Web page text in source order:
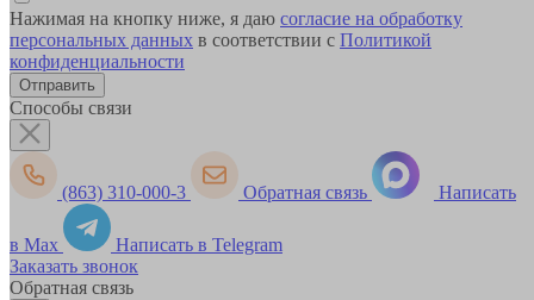
Нажимая на кнопку ниже, я даю согласие на обработку
персональных данных в соответствии с Политикой
конфиденциальности
Способы связи
(863) 310-000-3 Обратная связь Написать
в Max
Написать в Telegram
Заказать звонок
Обратная связь